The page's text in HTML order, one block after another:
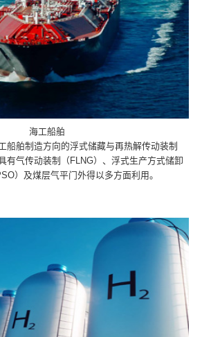
海工船舶
船舶制造方向的浮式储藏与再热解传动装制
有气传动装制（FLNG）、浮式生产方式储卸
）及煤层气平门外得以多方面利用。